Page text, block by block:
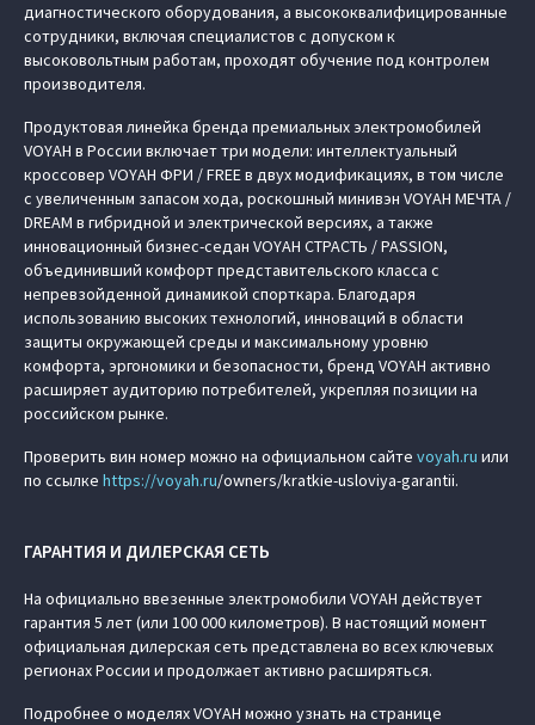
диагностического оборудования, а высококвалифицированные
сотрудники, включая специалистов с допуском к
высоковольтным работам, проходят обучение под контролем
производителя.
Продуктовая линейка бренда премиальных электромобилей
VOYAH в России включает три модели: интеллектуальный
кроссовер VOYAH ФРИ / FREE в двух модификациях, в том числе
с увеличенным запасом хода, роскошный минивэн VOYAH МЕЧТА /
DREAM в гибридной и электрической версиях, а также
инновационный бизнес-седан VOYAH СТРАСТЬ / PASSION,
объединивший комфорт представительского класса с
непревзойденной динамикой спорткара. Благодаря
использованию высоких технологий, инноваций в области
защиты окружающей среды и максимальному уровню
комфорта, эргономики и безопасности, бренд VOYAH активно
расширяет аудиторию потребителей, укрепляя позиции на
российском рынке.
Проверить вин номер можно на официальном сайте voyah.ru или
по ссылке https://voyah.ru/owners/kratkie-usloviya-garantii.
ГАРАНТИЯ И ДИЛЕРСКАЯ СЕТЬ
На официально ввезенные электромобили VOYAH действует
гарантия 5 лет (или 100 000 километров). В настоящий момент
официальная дилерская сеть представлена во всех ключевых
регионах России и продолжает активно расширяться.
Подробнее о моделях VOYAH можно узнать на странице